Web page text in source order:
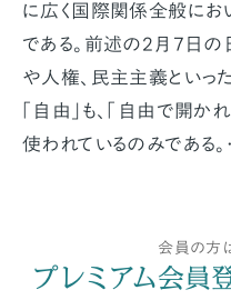
に広く国際関係全般にお
である。前述の2月7日
や人権、民主主義といっ
「自由」も、「自由で開
使われているのみである
会員の方
プレミアム会員